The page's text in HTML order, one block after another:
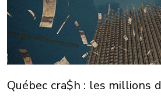
Québec cra$h : les millions